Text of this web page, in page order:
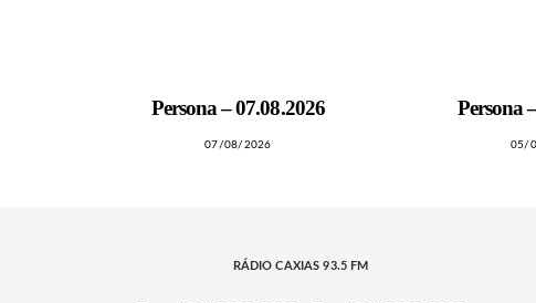
Persona – 07.08.2026
07/08/2026
Persona
05/
RÁDIO CAXIAS 93.5 FM